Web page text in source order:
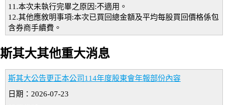
11.本次未執行完畢之原因:不適用。
12.其他應敘明事項:本次已買回總金額及平均每股買回價格係包
含券商手續費。
斯其大其他重大消息
斯其大公告更正本公司114年度股東會年報部份內容
日期：2026-07-23